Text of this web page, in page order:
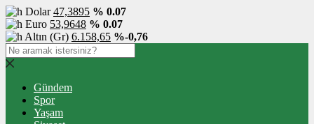
Dolar47,3895 % 0.07
Euro 53,9648 % 0.07
Altın (Gr) 6.158,65 %-0,76
Gündem
Spor
Yaşam